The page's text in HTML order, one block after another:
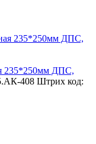
235*250мм ДПС,
408 Штрих код: